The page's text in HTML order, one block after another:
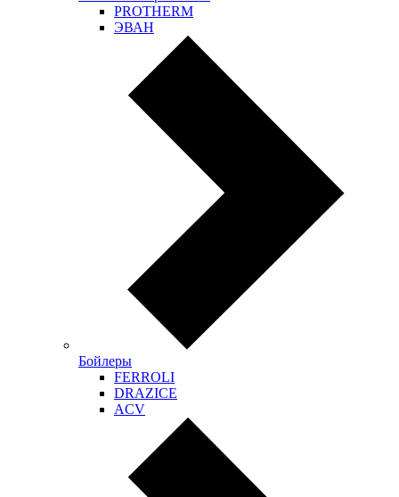
PROTHERM
ЭВАН
Бойлеры
FERROLI
DRAZICE
ACV